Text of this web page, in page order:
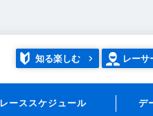
知る楽しむ レーサ
レーススケジュール デ